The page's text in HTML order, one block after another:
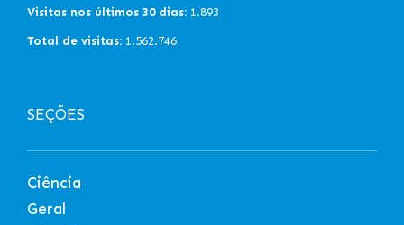
Visitas nos últimos 30 dias: 1.893
Total de visitas: 1.562.746
SEÇÕES
Ciência
Geral